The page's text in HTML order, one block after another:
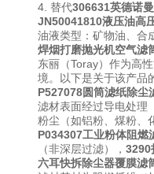
4. 替代306631英德诺
JN50041810液压油高
油液类型：矿物油、合
焊烟打磨抛光机空气滤
东丽（Toray）作为高
境。以下是关于该产品
P527078圆筒滤纸除尘
滤材表面经过导电处理
粉尘（如铝粉、煤粉、
P034307工业粉体阻燃
（非深层过滤）， 3290
六耳快拆除尘器覆膜滤